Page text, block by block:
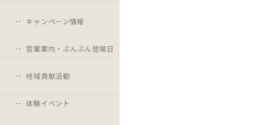
キャンペーン情報
営業案内・ぶんぶん登場日
地域貢献活動
体験イベント